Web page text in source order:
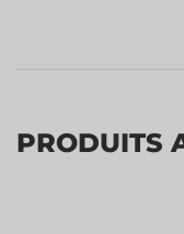
PRODUITS